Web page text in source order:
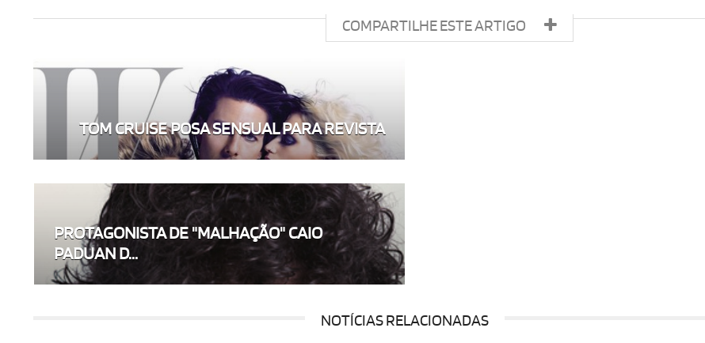
COMPARTILHE ESTE ARTIGO
TOM CRUISE POSA SENSUAL PARA REVISTA
PROTAGONISTA DE "MALHAÇÃO" CAIO
PADUAN D...
NOTÍCIAS RELACIONADAS